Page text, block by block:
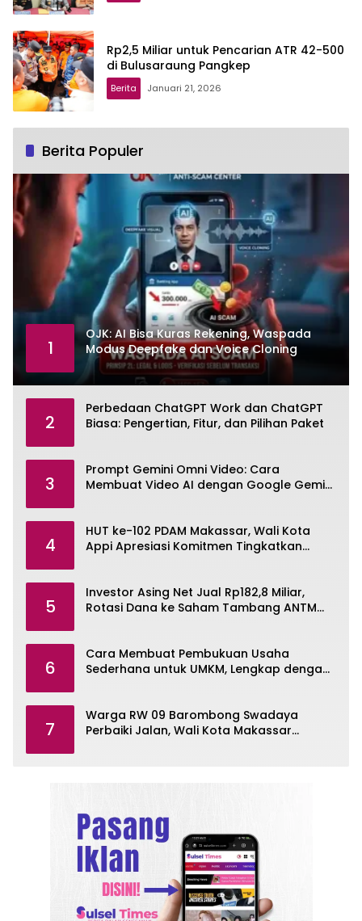
Rp2,5 Miliar untuk Pencarian ATR 42-500
di Bulusaraung Pangkep
Berita Januari 21, 2026
Berita Populer
1
OJK: AI Bisa Kuras Rekening, Waspada
Modus Deepfake dan Voice Cloning
2
Perbedaan ChatGPT Work dan ChatGPT
Biasa: Pengertian, Fitur, dan Pilihan Paket
3
Prompt Gemini Omni Video: Cara
Membuat Video AI dengan Google Gemini
4
HUT ke-102 PDAM Makassar, Wali Kota
Appi Apresiasi Komitmen Tingkatkan
5
Investor Asing Net Jual Rp182,8 Miliar,
Rotasi Dana ke Saham Tambang ANTM
6
Cara Membuat Pembukuan Usaha
Sederhana untuk UMKM, Lengkap dengan
7
Warga RW 09 Barombong Swadaya
Perbaiki Jalan, Wali Kota Makassar